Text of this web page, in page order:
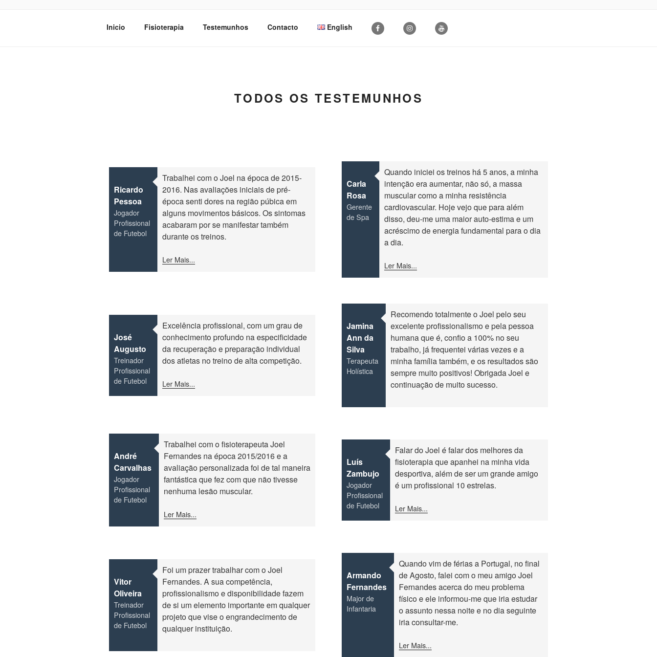
YOUR BEST MOVE
Fisioterapia, Treino Pessoal
Inicio Fisioterapia Testemunhos Contacto English
TODOS OS TESTEMUNHOS
Ricardo
Pessoa
Jogador
Profissional
de Futebol
Trabalhei com o Joel na época de 2015-
2016. Nas avaliações iniciais de pré-
época senti dores na região púbica em
alguns movimentos básicos. Os sintomas
acabaram por se manifestar também
durante os treinos.
Ler Mais...
Carla
Rosa
Gerente
de Spa
Quando iniciei os treinos há 5 anos, a minha
intenção era aumentar, não só, a massa
muscular como a minha resistência
cardiovascular. Hoje vejo que para além
disso, deu-me uma maior auto-estima e um
acréscimo de energia fundamental para o dia
a dia.
Ler Mais...
José
Augusto
Treinador
Profissional
de Futebol
Excelência profissional, com um grau de
conhecimento profundo na especificidade
da recuperação e preparação individual
dos atletas no treino de alta competição.
Ler Mais...
Jamina
Ann da
Silva
Terapeuta
Holística
Recomendo totalmente o Joel pelo seu
excelente profissionalismo e pela pessoa
humana que é, confio a 100% no seu
trabalho, já frequentei várias vezes e a
minha família também, e os resultados são
sempre muito positivos! Obrigada Joel e
continuação de muito sucesso.
André
Carvalhas
Jogador
Profissional
de Futebol
Trabalhei com o fisioterapeuta Joel
Fernandes na época 2015/2016 e a
avaliação personalizada foi de tal maneira
fantástica que fez com que não tivesse
nenhuma lesão muscular.
Ler Mais...
Luís
Zambujo
Jogador
Profissional
de Futebol
Falar do Joel é falar dos melhores da
fisioterapia que apanhei na minha vida
desportiva, além de ser um grande amigo
é um profissional 10 estrelas.
Ler Mais...
Vitor
Oliveira
Treinador
Profissional
de Futebol
Foi um prazer trabalhar com o Joel
Fernandes. A sua competência,
profissionalismo e disponibilidade fazem
de si um elemento importante em qualquer
projeto que vise o engrandecimento de
qualquer instituição.
Armando
Fernandes
Major de
Infantaria
Quando vim de férias a Portugal, no final
de Agosto, falei com o meu amigo Joel
Fernandes acerca do meu problema
físico e ele informou-me que iria estudar
o assunto nessa noite e no dia seguinte
iria consultar-me.
Ler Mais...